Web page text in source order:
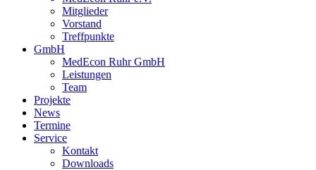
Mitglieder
Vorstand
Treffpunkte
GmbH
MedEcon Ruhr GmbH
Leistungen
Team
Projekte
News
Termine
Service
Kontakt
Downloads